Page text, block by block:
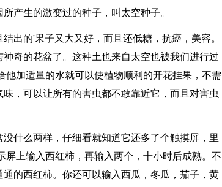
产生的激变过的种子，叫太空种子。
出的'果子又大又好，而且还低糖，抗癌，美容。
奇的花盆了。这种土也来自太空也被我们进行过
加适量的水就可以使植物顺利的开花挂果，不需
，可以让所有的害虫都不敢靠近它，而且对害虫
什么两样，仔细看就知道它还多了个触摸屏，里
上输入西红柿，再输入两个，十小时后成熟。不
的西红柿。你还可以输入西瓜，冬瓜，茄子，黄